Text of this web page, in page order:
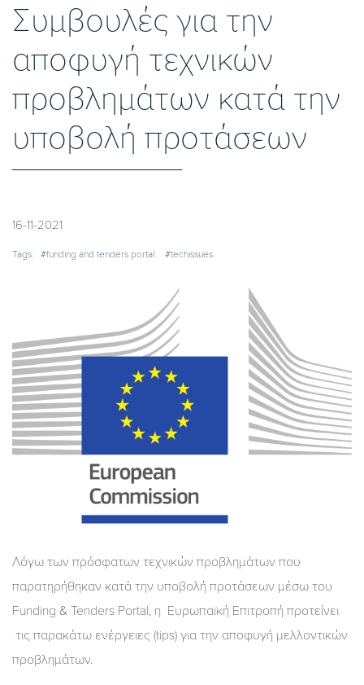
Συμβουλές για την
αποφυγή τεχνικών
προβλημάτων κατά την
υποβολή προτάσεων
16-11-2021
Tags: #funding and tenders portal #techissues
Λόγω των πρόσφατων τεχνικών προβλημάτων που
παρατηρήθηκαν κατά την υποβολή προτάσεων μέσω του
Funding & Tenders Portal, η Ευρωπαϊκή Επιτροπή προτείνει
τις παρακάτω ενέργειες (tips) για την αποφυγή μελλοντικών
προβλημάτων.